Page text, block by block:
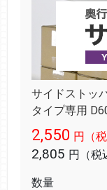
サイドストッ
タイプ専用
2,550 円（税
2,805 円（税
数量